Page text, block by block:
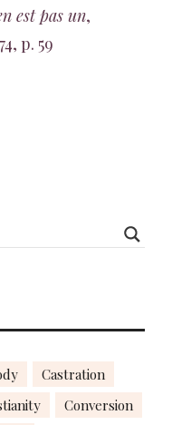
est pas un,
p. 59
Castration
Conversion